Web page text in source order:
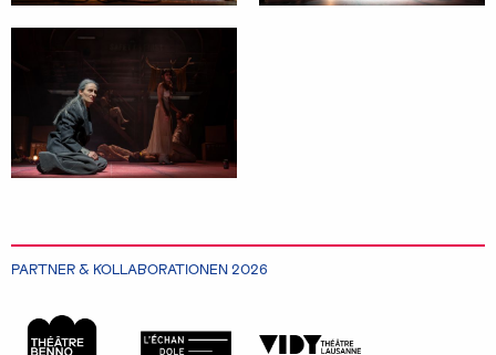
PARTNER & KOLLABORATIONEN 2026